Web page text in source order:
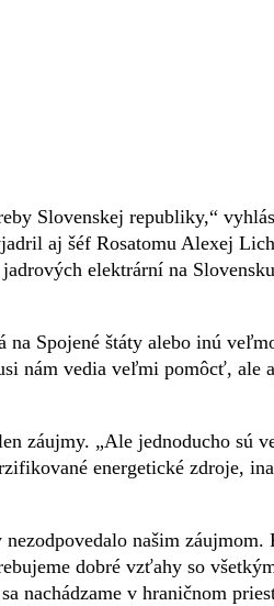
Slovenskej republiky,“
aj šéf Rosatomu Alexej
elektrární na
na Spojené štáty alebo inú
nám vedia veľmi pomôcť,
záujmy. „Ale jednoducho sú
energetické zdroje,
našim záujmom.
dobré vzťahy so
nachádzame v hraničnom